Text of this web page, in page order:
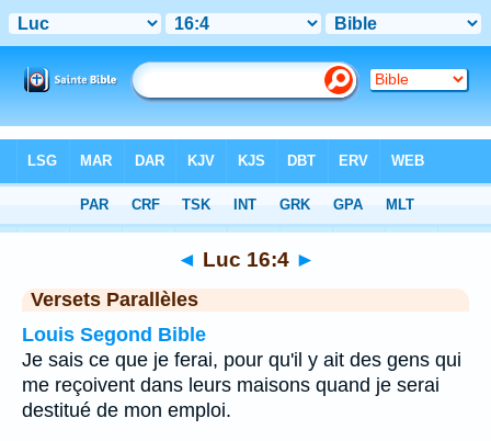
Chapitre 16> Verset 4
◄ Luc 16:4 ►
Versets Parallèles
Louis Segond Bible
Je sais ce que je ferai, pour qu'il y ait des gens qui
me reçoivent dans leurs maisons quand je serai
destitué de mon emploi.